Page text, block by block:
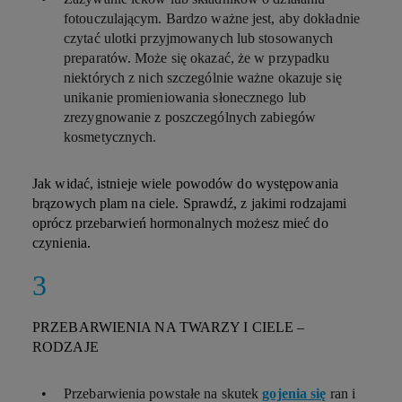
fotouczulającym. Bardzo ważne jest, aby dokładnie
czytać ulotki przyjmowanych lub stosowanych
preparatów. Może się okazać, że w przypadku
niektórych z nich szczególnie ważne okazuje się
unikanie promieniowania słonecznego lub
zrezygnowanie z poszczególnych zabiegów
kosmetycznych.
Jak widać, istnieje wiele powodów do występowania
brązowych plam na ciele. Sprawdź, z jakimi rodzajami
oprócz przebarwień hormonalnych możesz mieć do
czynienia.
PRZEBARWIENIA NA TWARZY I CIELE –
RODZAJE
Przebarwienia powstałe na skutekgojenia się ran i